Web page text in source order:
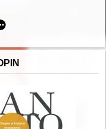
gmin karaimskich w